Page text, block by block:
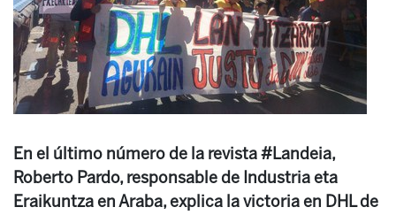
En el último número de la revista #Landeia,
Roberto Pardo, responsable de Industria eta
Eraikuntza en Araba, explica la victoria en DHL de